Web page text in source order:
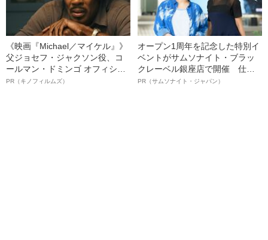
《映画『Michael／マイケル』》
父ジョセフ・ジャクソン役、コ
ールマン・ドミンゴ オフィシャ
ルインタビュー“観客を魅了した
PR（キノフィルムズ）
オープン1周年を記念した特別イ
ベントがサムソナイト・ブラッ
クレーベル銀座店で開催 仕事
も人生も自分らしく～笑顔あふ
PR（サムソナイト・ジャパン）